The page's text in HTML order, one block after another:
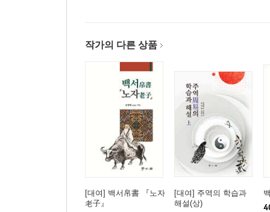
작가의 다른 상품
[대여] 백서帛書 『노자
老子』
[대여] 주역의 학습과
해설(상)